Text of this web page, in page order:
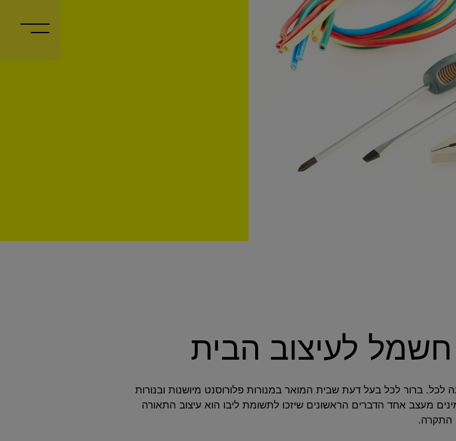
לעיצוב הבית
ברור לכל בעל דעת שבית המואר במנורות פלורוסנט מיושנות ובנורות
מעצב אחד הדברים הראשונים שיזכו לתשומת ליבו הוא עיצוב התאורה
התקרה.